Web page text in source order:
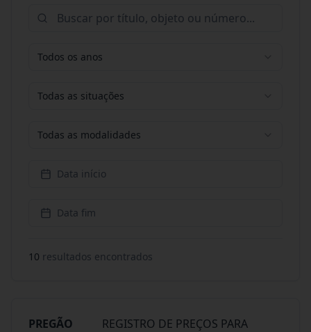
Todos os anos
Todas as situações
Todas as modalidades
Data início
Data fim
10 resultados encontrados
PREGÃO
REGISTRO DE PREÇOS PARA